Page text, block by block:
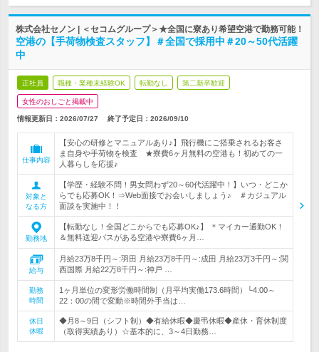
株式会社セノン | ＜セコムグループ＞★全国に寮あり希望空港で勤務可能！
空港の【手荷物検査スタッフ】＃全国で採用中＃20～50代活躍
中
正社員 職種・業種未経験OK 転勤なし 第二新卒歓迎
女性のおしごと掲載中
情報更新日：2026/07/27 終了予定日： 2026/09/10
仕事内容
【安心の研修とマニュアルあり♪】飛行機にご搭乗されるお客さ
ま自身や手荷物を検査 ★寮費6ヶ月無料の空港も！初めての一
人暮らしを応援♪
対象と
なる方
【学歴・経験不問！男女問わず20～60代活躍中！】いつ・どこか
らでも応募OK！⇒Web面接でお会いしましょう♪ ＃カジュアル
面談を実施中！！
勤務地
【転勤なし！全国どこからでも応募OK♪】 ＊マイカー通勤OK！
＆無料送迎バスがある空港や寮費6ヶ月…
給与
月給23万8千円～:羽田 月給23万8千円～:成田 月給23万3千円～:関
西国際 月給22万8千円～:神戸 …
勤務
時間
1ヶ月単位の変形労働時間制（月平均実働173.6時間）└4:00～
22：00の間で変動※時間外手当は…
休日
休暇
◆月8～9日（シフト制）◆有給休暇◆慶弔休暇◆産休・育休制度
（取得実績あり）☆基本的に、3～4日勤務…